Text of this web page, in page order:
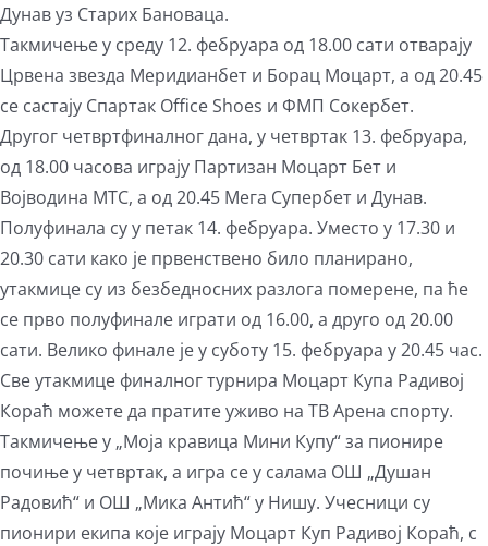
Дунав уз Старих Бановаца.
Такмичење у среду 12. фебруара од 18.00 сати отварају
Црвена звезда Меридианбет и Борац Моцарт, а од 20.45
се састају Спартак Office Shoes и ФМП Сокербет.
Другог четвртфиналног дана, у четвртак 13. фебруара,
од 18.00 часова играју Партизан Моцарт Бет и
Војводина МТС, а од 20.45 Мега Супербет и Дунав.
Полуфинала су у петак 14. фебруара. Уместо у 17.30 и
20.30 сати како је првенствено било планирано,
утакмице су из безбедносних разлога померене, па ће
се прво полуфинале играти од 16.00, а друго од 20.00
сати. Велико финале је у суботу 15. фебруара у 20.45 час.
Све утакмице финалног турнира Моцарт Купа Радивој
Кораћ можете да пратите уживо на ТВ Арена спорту.
Такмичење у „Моја кравица Мини Купу“ за пионире
почиње у четвртак, а игра се у салама ОШ „Душан
Радовић“ и ОШ „Мика Антић“ у Нишу. Учесници су
пионири екипа које играју Моцарт Куп Радивој Кораћ, с